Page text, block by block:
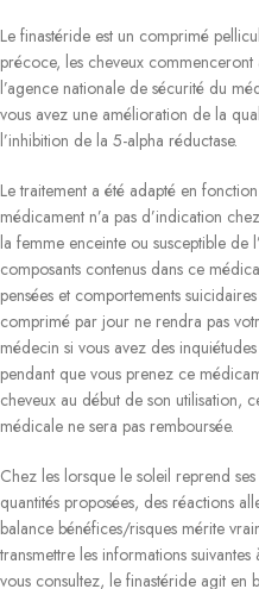
Le finastéride est un comprimé
précoce, les cheveux
l’agence nationale de sécurité du
vous avez une amélioration de la
l’inhibition de la 5-alpha réductase.
Le traitement a été adapté en
médicament n’a pas d’indication
la femme enceinte ou susceptible de
composants contenus dans ce
pensées et comportements
comprimé par jour ne rendra pas
médecin si vous avez des
pendant que vous prenez ce
cheveux au début de son utilisation,
médicale ne sera pas remboursée.
Chez les lorsque le soleil reprend
quantités proposées, des réactions
balance bénéfices/risques mérite
transmettre les informations
vous consultez, le finastéride agit en